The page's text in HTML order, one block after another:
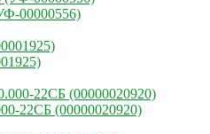
00000556)
22СБ (00000020920)